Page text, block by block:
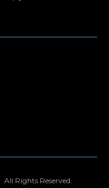
All Rights Reserved.